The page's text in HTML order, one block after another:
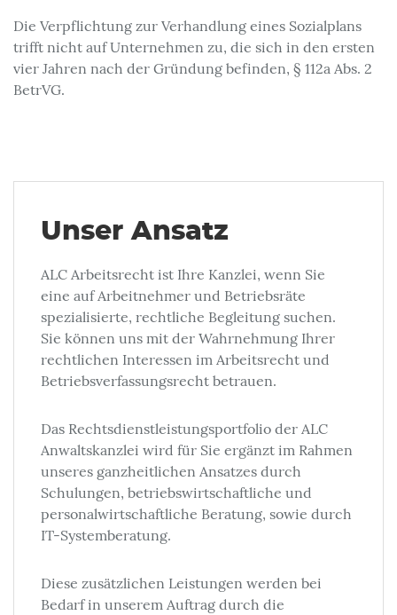
Die Verpflichtung zur Verhandlung eines Sozialplans
trifft nicht auf Unternehmen zu, die sich in den ersten
vier Jahren nach der Gründung befinden, § 112a Abs. 2
BetrVG.
Unser Ansatz
ALC Arbeitsrecht ist Ihre Kanzlei, wenn Sie
eine auf Arbeitnehmer und Betriebsräte
spezialisierte, rechtliche Begleitung suchen.
Sie können uns mit der Wahrnehmung Ihrer
rechtlichen Interessen im Arbeitsrecht und
Betriebsverfassungsrecht betrauen.
Das Rechtsdienstleistungsportfolio der ALC
Anwaltskanzlei wird für Sie ergänzt im Rahmen
unseres ganzheitlichen Ansatzes durch
Schulungen, betriebswirtschaftliche und
personalwirtschaftliche Beratung, sowie durch
IT-Systemberatung.
Diese zusätzlichen Leistungen werden bei
Bedarf in unserem Auftrag durch die